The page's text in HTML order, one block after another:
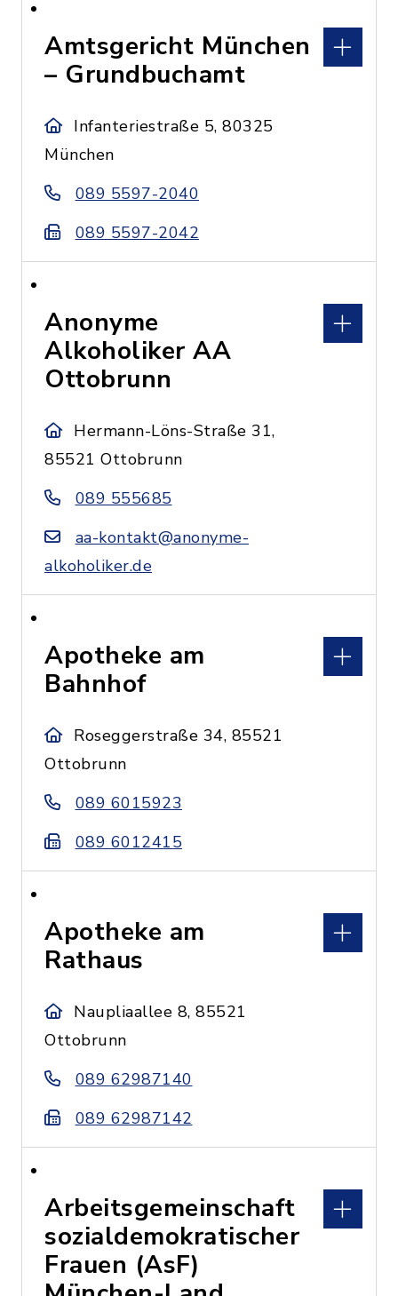
Amtsgericht München
– Grundbuchamt
Infanteriestraße 5, 80325
München
089 5597-2040
089 5597-2042
Anonyme
Alkoholiker AA
Ottobrunn
Hermann-Löns-Straße 31,
85521 Ottobrunn
089 555685
aa-kontakt@anonyme-
alkoholiker.de
Apotheke am
Bahnhof
Roseggerstraße 34, 85521
Ottobrunn
089 6015923
089 6012415
Apotheke am
Rathaus
Naupliaallee 8, 85521
Ottobrunn
089 62987140
089 62987142
Arbeitsgemeinschaft
sozialdemokratischer
Frauen (AsF)